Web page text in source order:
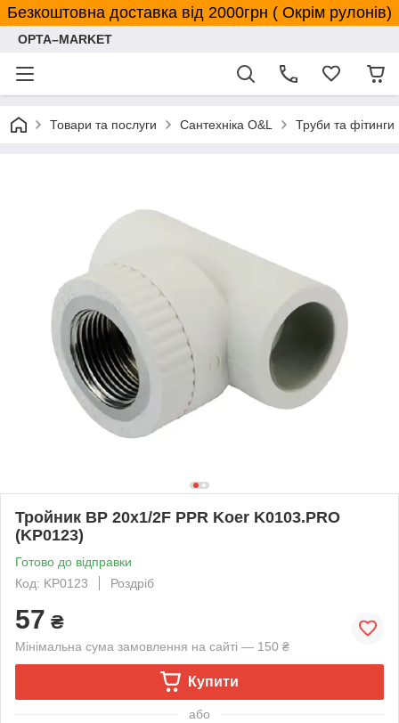
Безкоштовна доставка від 2000грн ( Окрім рулонів)
OPTA–MARKET
Товари та послуги Сантехніка O&L Труби та фітинги
Тройник ВР 20x1/2F PPR Koer K0103.PRO
(KP0123)
Готово до відправки
Код: KP0123
Роздріб
57 ₴
Мінімальна сума замовлення на сайті — 150 ₴
Купити
або